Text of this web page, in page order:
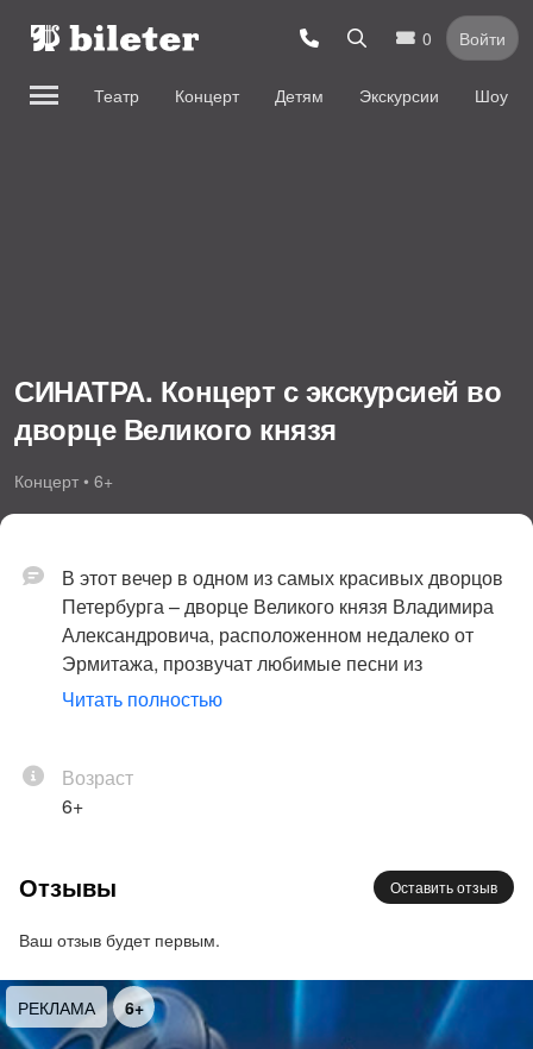
0 Войти
Театр Концерт Детям Экскурсии Шоу
СИНАТРА. Концерт с экскурсией во
дворце Великого князя
Концерт • 6+
В этот вечер в одном из самых красивых дворцов
Петербурга – дворце Великого князя Владимира
Александровича, расположенном недалеко от
Эрмитажа, прозвучат любимые песни из
репертуара Фрэнка Синатры.
экскурсии – прохода по залам великолепного
флорентийского палаццо – здания Дома ученых,
придает ему величие и монументальность. Дом
залов и великокняжеских кабинетов, уникальные
художественные коллекции – к изысканной
атмосфере выдающейся эпохи можно будет
приобщиться на экскурсии.
Читать полностью
Возраст
6+
Отзывы Оставить отзыв
Ваш отзыв будет первым.
6+